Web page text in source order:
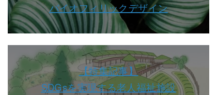
バイオフィリックデザイン
【特集記事】
SDGsを実現する老人福祉施設